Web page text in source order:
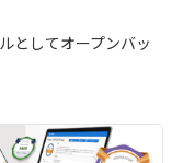
としてオープンバッ